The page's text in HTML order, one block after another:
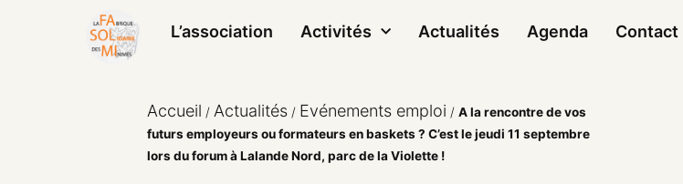
L’association Activités Actualités Agenda Contact
Accueil / Actualités / Evénements emploi /A la rencontre de vos
futurs employeurs ou formateurs en baskets ? C’est le jeudi 11 septembre
lors du forum à Lalande Nord, parc de la Violette !